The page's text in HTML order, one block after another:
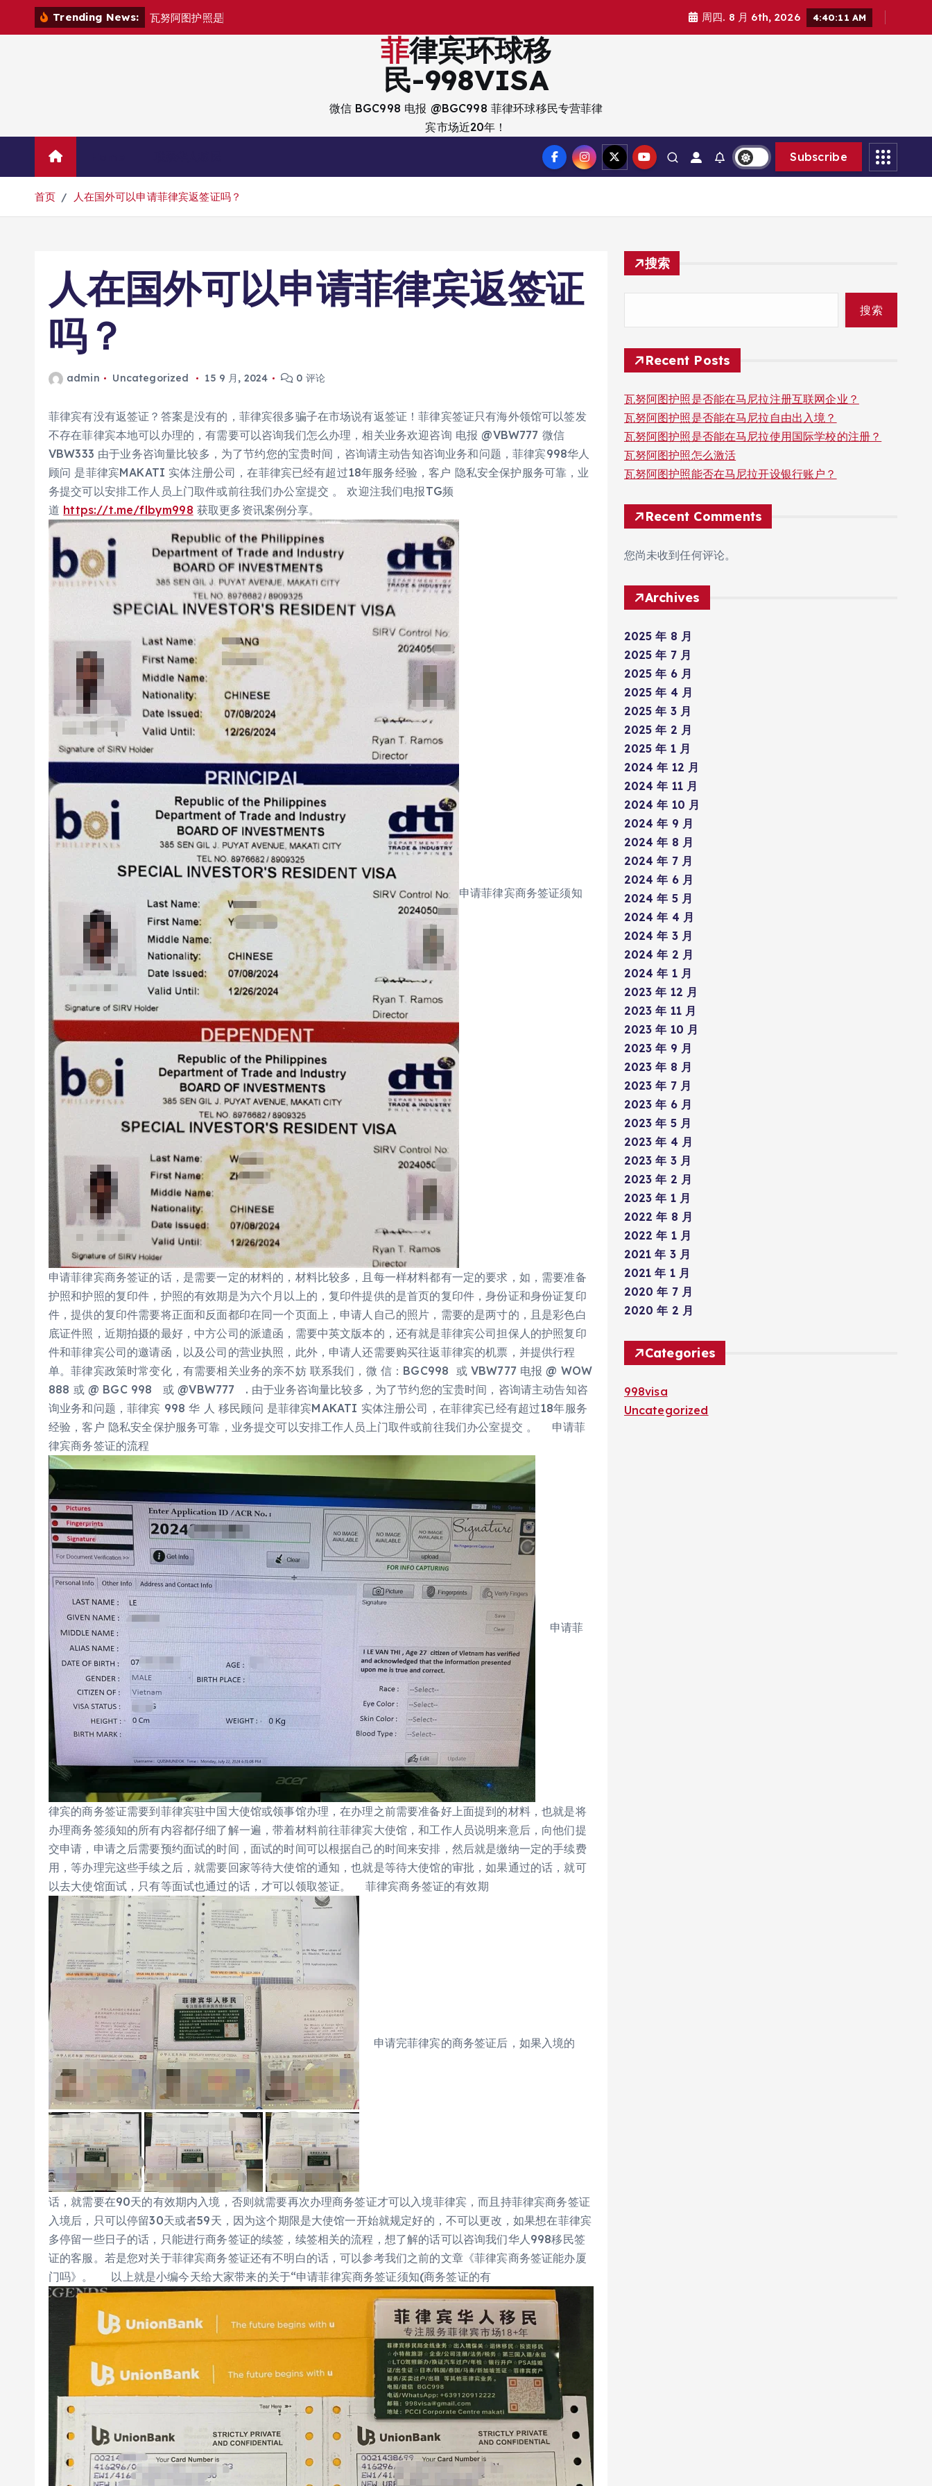
Trending News: 瓦努阿图护照是 周四. 8 月 6th, 2026 4:40:13 AM
菲律宾环球移
民-998VISA
微信 BGC998 电报 @BGC998 菲律环球移民专营菲律
宾市场近20年！
Subscribe
首页 人在国外可以申请菲律宾返签证吗？
人在国外可以申请菲律宾返签证
吗？
admin Uncategorized 15 9 月, 2024 0 评论
菲律宾有没有返签证？答案是没有的，菲律宾很多骗子在市场说有返签证！菲律宾签证只有海外领馆可以签发
不存在菲律宾本地可以办理的，有需要可以咨询我们怎么办理，相关业务欢迎咨询 电报 @VBW777 微信
VBW333 由于业务咨询量比较多，为了节约您的宝贵时间，咨询请主动告知咨询业务和问题，菲律宾998华人
顾问 是菲律宾MAKATI 实体注册公司，在菲律宾已经有超过18年服务经验，客户 隐私安全保护服务可靠，业
务提交可以安排工作人员上门取件或前往我们办公室提交 。 欢迎注我们电报TG频
道 https://t.me/flbym998 获取更多资讯案例分享。
申请菲律宾商务签证须知
申请菲律宾商务签证的话，是需要一定的材料的，材料比较多，且每一样材料都有一定的要求，如，需要准备
护照和护照的复印件，护照的有效期是为六个月以上的，复印件提供的是首页的复印件，身份证和身份证复印
件，提供的复印件需要将正面和反面都印在同一个页面上，申请人自己的照片，需要的是两寸的，且是彩色白
底证件照，近期拍摄的最好，中方公司的派遣函，需要中英文版本的，还有就是菲律宾公司担保人的护照复印
件和菲律宾公司的邀请函，以及公司的营业执照，此外，申请人还需要购买往返菲律宾的机票，并提供行程
单。菲律宾政策时常变化，有需要相关业务的亲不妨 联系我们，微 信：BGC998 或 VBW777 电报 @ WOW
888 或 @ BGC 998 或 @VBW777 . 由于业务咨询量比较多，为了节约您的宝贵时间，咨询请主动告知咨
询业务和问题，菲律宾 998 华 人 移民顾问 是菲律宾MAKATI 实体注册公司，在菲律宾已经有超过18年服务
经验，客户 隐私安全保护服务可靠，业务提交可以安排工作人员上门取件或前往我们办公室提交 。 申请菲
律宾商务签证的流程
申请菲
律宾的商务签证需要到菲律宾驻中国大使馆或领事馆办理，在办理之前需要准备好上面提到的材料，也就是将
办理商务签须知的所有内容都仔细了解一遍，带着材料前往菲律宾大使馆，和工作人员说明来意后，向他们提
交申请，申请之后需要预约面试的时间，面试的时间可以根据自己的时间来安排，然后就是缴纳一定的手续费
用，等办理完这些手续之后，就需要回家等待大使馆的通知，也就是等待大使馆的审批，如果通过的话，就可
以去大使馆面试，只有等面试也通过的话，才可以领取签证。 菲律宾商务签证的有效期
申请完菲律宾的商务签证后，如果入境的
话，就需要在90天的有效期内入境，否则就需要再次办理商务签证才可以入境菲律宾，而且持菲律宾商务签证
入境后，只可以停留30天或者59天，因为这个期限是大使馆一开始就规定好的，不可以更改，如果想在菲律宾
多停留一些日子的话，只能进行商务签证的续签，续签相关的流程，想了解的话可以咨询我们华人998移民签
证的客服。若是您对关于菲律宾商务签证还有不明白的话，可以参考我们之前的文章《菲律宾商务签证能办厦
门吗》。 以上就是小编今天给大家带来的关于“申请菲律宾商务签证须知(商务签证的有
搜索
搜索
Recent Posts
瓦努阿图护照是否能在马尼拉注册互联网企业？
瓦努阿图护照是否能在马尼拉自由出入境？
瓦努阿图护照是否能在马尼拉使用国际学校的注册？
瓦努阿图护照怎么激活
瓦努阿图护照能否在马尼拉开设银行账户？
Recent Comments
您尚未收到任何评论。
Archives
2025 年 8 月
2025 年 7 月
2025 年 6 月
2025 年 4 月
2025 年 3 月
2025 年 2 月
2025 年 1 月
2024 年 12 月
2024 年 11 月
2024 年 10 月
2024 年 9 月
2024 年 8 月
2024 年 7 月
2024 年 6 月
2024 年 5 月
2024 年 4 月
2024 年 3 月
2024 年 2 月
2024 年 1 月
2023 年 12 月
2023 年 11 月
2023 年 10 月
2023 年 9 月
2023 年 8 月
2023 年 7 月
2023 年 6 月
2023 年 5 月
2023 年 4 月
2023 年 3 月
2023 年 2 月
2023 年 1 月
2022 年 8 月
2022 年 1 月
2021 年 3 月
2021 年 1 月
2020 年 7 月
2020 年 2 月
Categories
998visa
Uncategorized